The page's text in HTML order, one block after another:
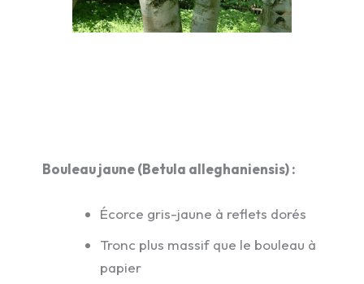
Bouleau jaune (Betula alleghaniensis) :
Écorce gris-jaune à reflets dorés
Tronc plus massif que le bouleau à
papier